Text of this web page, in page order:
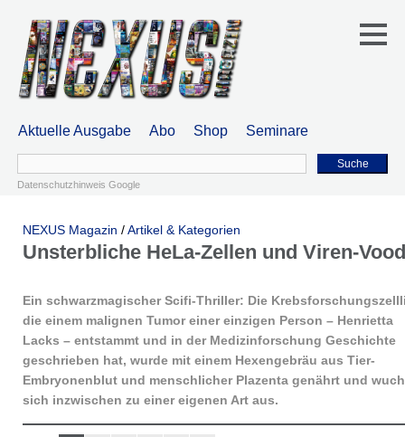
Aktuelle Ausgabe Abo Shop Seminare
Suche
Datenschutzhinweis Google
NEXUS Magazin /Artikel & Kategorien
Unsterbliche HeLa-Zellen und Viren-
Ein schwarzmagischer Scifi-Thriller: Die
die einem malignen Tumor einer einzigen Person – Henrietta
Lacks – entstammt und in der Medizinforschung Geschichte
geschrieben hat, wurde mit einem Hexengebräu aus Tier-
Embryonenblut und menschlicher Plazenta genährt und
sich inzwischen zu einer eigenen Art aus.